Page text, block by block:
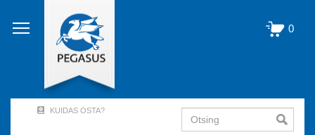
edasi
põhisisu
0
KUIDAS OSTA? Otsing